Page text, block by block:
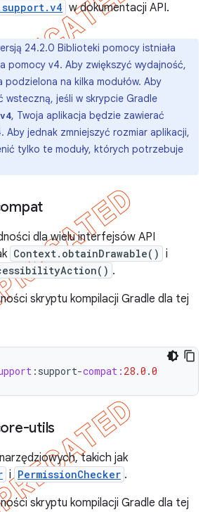
w dokumentacji API.
24.2.0 Biblioteki pomocy istniała
pomocy v4. Aby zwiększyć wydajność,
na kilka modułów. Aby
jeśli w skrypcie Gradle
, Twoja aplikacja będzie zawierać
Aby jednak zmniejszyć rozmiar aplikacji,
tylko te moduły, których potrzebuje
dla wielu interfejsów API
Context.obtainDrawable() i
.
skryptu kompilacji Gradle dla tej
: support-compat: 28.0 .0
utils
takich jak
i PermissionChecker .
skryptu kompilacji Gradle dla tej